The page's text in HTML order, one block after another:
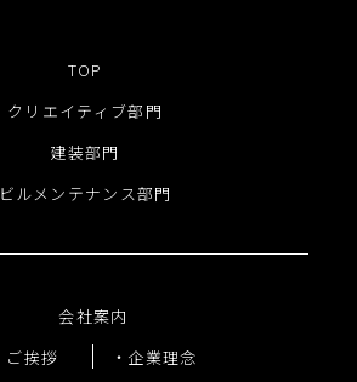
TOP
クリエイティブ部門
建装部門
ビルメンテナンス部門
会社案内
ご挨拶
企業理念